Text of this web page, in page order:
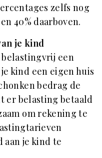
zelfs nog
40% daarboven.
je kind
een
kind een eigen huis
bedrag de
belasting betaald
om rekening te
aan je kind te